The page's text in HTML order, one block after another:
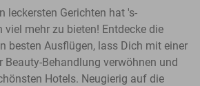
leckersten Gerichten hat 's-
viel mehr zu bieten! Entdecke die
besten Ausflügen, lass Dich mit einer
Beauty-Behandlung verwöhnen und
Hotels. Neugierig auf die